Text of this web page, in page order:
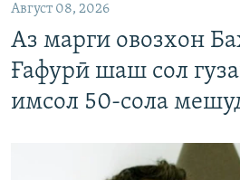
Август 08, 2026
Аз марги овозхон
Ғафурӣ шаш сол
имсол 50-сола